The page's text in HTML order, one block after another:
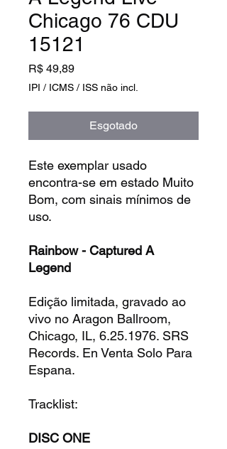
Chicago 76 CDU
15121
R$ 49,89Preço
IPI / ICMS / ISS não incl.
Esgotado
Este exemplar usado
encontra-se em estado Muito
Bom, com sinais mínimos de
uso.
Rainbow - Captured A
Legend
Edição limitada, gravado ao
vivo no Aragon Ballroom,
Chicago, IL, 6.25.1976. SRS
Records. En Venta Solo Para
Espana.
Tracklist:
DISC ONE